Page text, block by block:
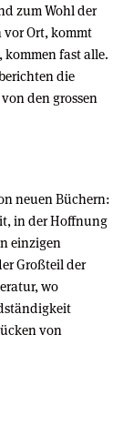
zum Wohl der
vor Ort, kommt
kommen fast alle.
die
den grossen
neuen Büchern:
in der Hoffnung
einzigen
Großteil der
wo
von